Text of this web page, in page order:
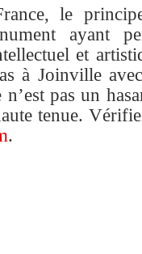
le
ayant
et
à Joinville
n’est pas un
tenue.
.